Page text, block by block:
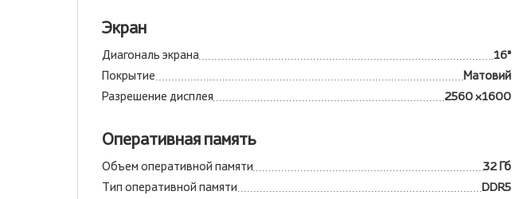
Экран
Диагональ экрана
16"
Покрытие
Матовий
Разрешение дисплея
2560 x1600
Оперативная память
Объем оперативной памяти
32 Гб
Тип оперативной памяти
DDR5